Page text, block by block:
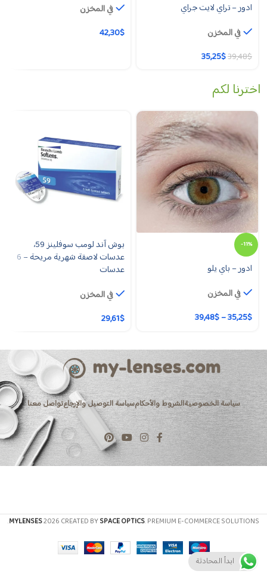
ادور – تراي لايت جراي
في المخزن
39,48$
35,25$
في المخزن
42,30$
اخترنا لكم
-11%
ادور – باي يلو
في المخزن
35,25$
–
39,48$
بوش آند لومب سوفلينز 59،
عدسات لاصقة شهرية مريحة – 6
عدسات
في المخزن
29,61$
سياسة الخصوصيةالشروط والأحكامسياسة التوصيل والإرجاعتواصل معنا
MYLENSES2026 CREATED BYSPACE OPTICS. PREMIUM E-COMMERCE SOLUTIONS.
JOD د.ا ابدأ المحادثة